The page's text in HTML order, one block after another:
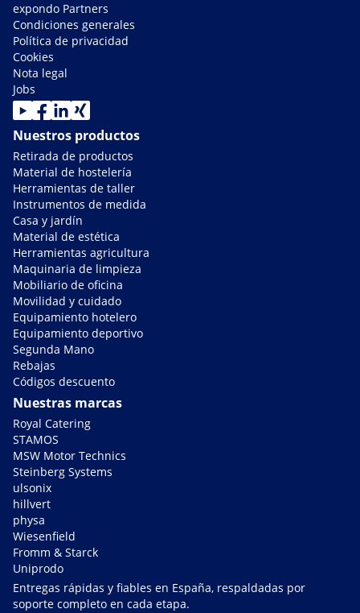
expondo Partners
Condiciones generales
Política de privacidad
Cookies
Nota legal
Jobs
Nuestros productos
Retirada de productos
Material de hostelería
Herramientas de taller
Instrumentos de medida
Casa y jardín
Material de estética
Herramientas agricultura
Maquinaria de limpieza
Mobiliario de oficina
Movilidad y cuidado
Equipamiento hotelero
Equipamiento deportivo
Segunda Mano
Rebajas
Códigos descuento
Nuestras marcas
Royal Catering
STAMOS
MSW Motor Technics
Steinberg Systems
ulsonix
hillvert
physa
Wiesenfield
Fromm & Starck
Uniprodo
Entregas rápidas y fiables en España, respaldadas por
soporte completo en cada etapa.